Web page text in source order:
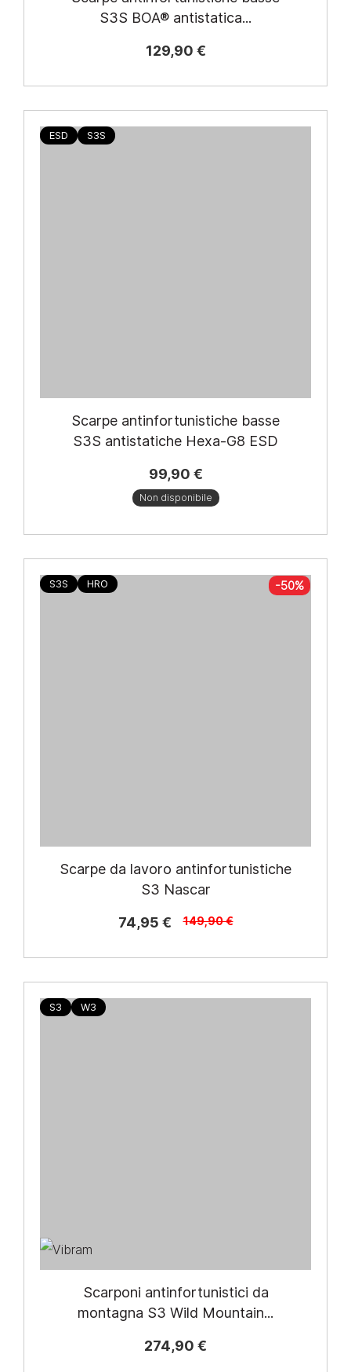
S3S BOA® antistatica...
129,90 €
ESD S3S
Scarpe antinfortunistiche basse
S3S antistatiche Hexa-G8 ESD
99,90 €
Non disponibile
S3S HRO -50%
Scarpe da lavoro antinfortunistiche
S3 Nascar
74,95 €
149,90 €
S3 W3
Scarponi antinfortunistici da
montagna S3 Wild Mountain...
274,90 €